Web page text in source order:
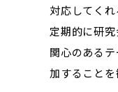
対応してく
定期的に研
関心のある
加することを